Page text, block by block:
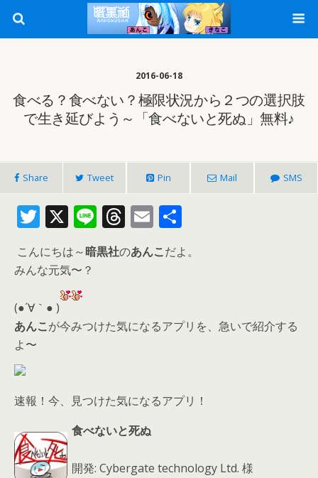
2016-06-18
食べる？食べない？極限状況から２つの選択肢
で生き延びよう～「食べないと死ぬ」無料♪
Share Tweet Pin Mail SMS
T
itt
er
X Li
n
e
T
h
re
s
E
m
ai
有
こんにちは～暗黒社のあんこだよ。
みんな元気〜？
(●´∀｀● )
あんこが今みつけた気になるアプリを、急いで紹介する
よ〜
速報！今、見つけた気になるアプリ！
食べないと死ぬ
開発: Cybergate technology Ltd. 様